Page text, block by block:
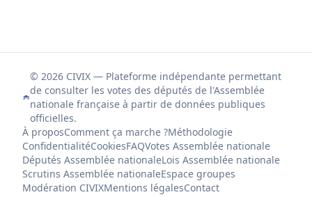
© 2026 CIVIX — Plateforme indépendante permettant
de consulter les votes des députés de l'Assemblée
nationale française à partir de données publiques
officielles.
À proposComment ça marche ?Méthodologie
ConfidentialitéCookiesFAQVotes Assemblée nationale
Députés Assemblée nationaleLois Assemblée nationale
Scrutins Assemblée nationaleEspace groupes
Modération CIVIXMentions légalesContact